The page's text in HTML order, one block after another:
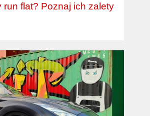
run flat? Poznaj ich zalety